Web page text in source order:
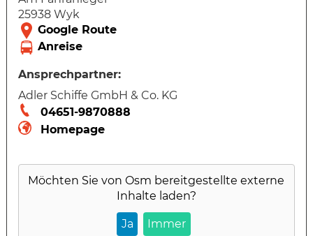
25938 Wyk
Ansprechpartner:
Adler Schiffe GmbH & Co. KG
04651-9870888
Homepage
Möchten Sie vonOsm bereitgestellte externe
Inhalte laden?
Ja Immer